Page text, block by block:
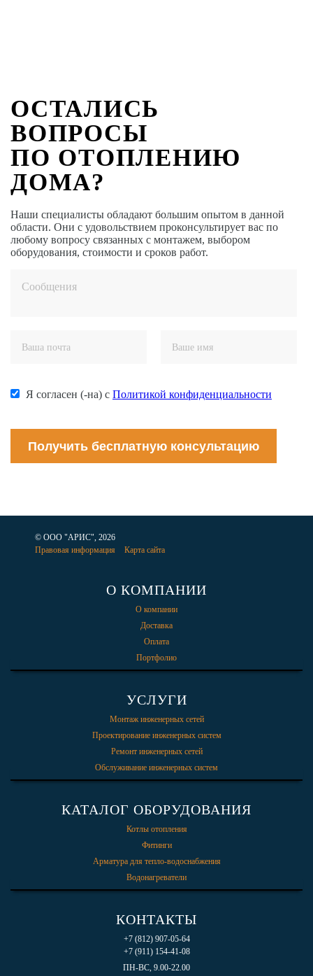
ОСТАЛИСЬ
ВОПРОСЫ
ПО ОТОПЛЕНИЮ
ДОМА?
Наши специалисты обладают большим опытом в данной
области. Они с удовольствием проконсультирует вас по
любому вопросу связанных с монтажем, выбором
оборудования, стоимости и сроков работ.
Я согласен (-на) с Политикой конфиденциальности
Получить бесплатную консультацию
© ООО "АРИС", 2026
Правовая информация
Карта сайта
О КОМПАНИИ
О компании
Доставка
Оплата
Портфолио
УСЛУГИ
Монтаж инженерных сетей
Проектирование инженерных систем
Ремонт инженерных сетей
Обслуживание инженерных систем
КАТАЛОГ ОБОРУДОВАНИЯ
Котлы отопления
Фитинги
Арматура для тепло-водоснабжения
Водонагреватели
КОНТАКТЫ
+7 (812) 907-05-64
+7 (911) 154-41-08
ПН-ВС, 9.00-22.00